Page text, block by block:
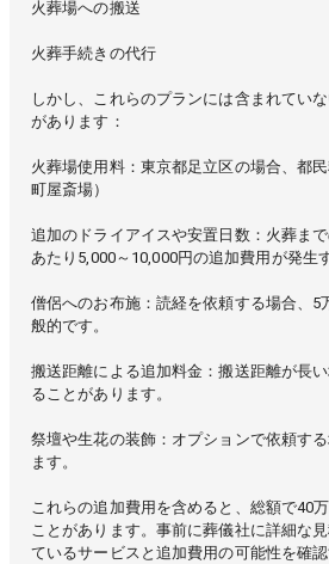
火葬場への搬送
火葬手続きの代行
しかし、これらのプランには含まれてい
があります：
火葬場使用料：東京都足立区の場合、都
町屋斎場）
追加のドライアイスや安置日数：火葬ま
あたり5,000～10,000円の追加費用が発生
僧侶へのお布施：読経を依頼する場合、5
般的です。
搬送距離による追加料金：搬送距離が長
ることがあります。
祭壇や生花の装飾：オプションで依頼す
ます。
これらの追加費用を含めると、総額で40
ことがあります。事前に葬儀社に詳細な
ているサービスと追加費用の可能性を確認